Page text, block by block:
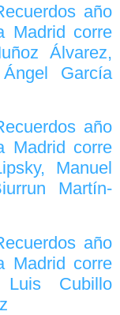
año
Madrid corre
Álvarez,
García
año
Madrid corre
Manuel
Martín-
año
Madrid corre
Cubillo